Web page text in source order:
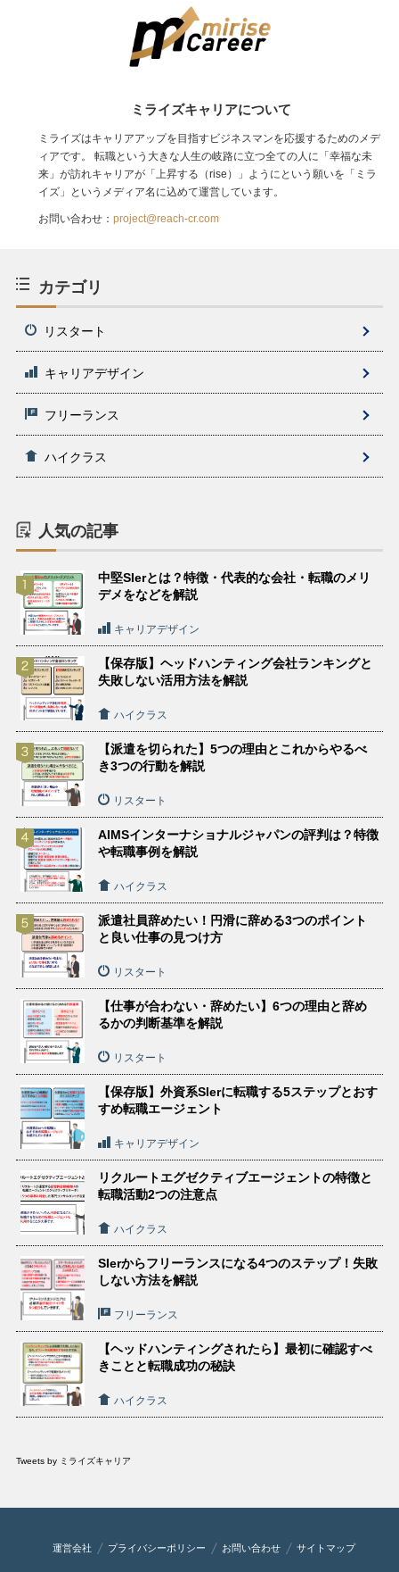
ミライズキャリアについて
ミライズはキャリアアップを目指すビジネスマンを応援するためのメデ
ィアです。 転職という大きな人生の岐路に立つ全ての人に「幸福な未
来」が訪れキャリアが「上昇する（rise）」ようにという願いを「ミラ
イズ」というメディア名に込めて運営しています。
お問い合わせ： project@reach-cr.com
カテゴリ
リスタート
キャリアデザイン
フリーランス
ハイクラス
人気の記事
中堅SIerとは？特徴・代表的な会社・転職のメリ
デメをなどを解説
キャリアデザイン
【保存版】ヘッドハンティング会社ランキングと
失敗しない活用方法を解説
ハイクラス
【派遣を切られた】5つの理由とこれからやるべ
き3つの行動を解説
リスタート
AIMSインターナショナルジャパンの評判は？特徴
や転職事例を解説
ハイクラス
派遣社員辞めたい！円滑に辞める3つのポイント
と良い仕事の見つけ方
リスタート
【仕事が合わない・辞めたい】6つの理由と辞め
るかの判断基準を解説
リスタート
【保存版】外資系SIerに転職する5ステップとおす
すめ転職エージェント
キャリアデザイン
リクルートエグゼクティブエージェントの特徴と
転職活動2つの注意点
ハイクラス
SIerからフリーランスになる4つのステップ！失敗
しない方法を解説
フリーランス
【ヘッドハンティングされたら】最初に確認すべ
きことと転職成功の秘訣
ハイクラス
Tweets by ミライズキャリア
運営会社 プライバシーポリシー お問い合わせ サイトマップ